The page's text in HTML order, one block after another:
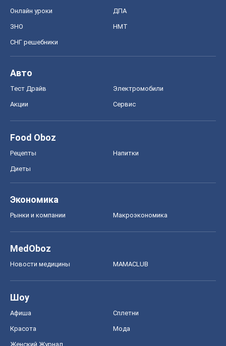
Онлайн уроки ДПА
ЗНО НМТ
СНГ решебники
Авто
Тест Драйв Электромобили
Акции Сервис
Food Oboz
Рецепты Напитки
Диеты
Экономика
Рынки и компании Mакроэкономика
MedOboz
Новости медицины MAMACLUB
Шоу
Афиша Сплетни
Красота Мода
Женский Журнал